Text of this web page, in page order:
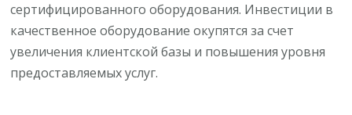
сертифицированного оборудования. Инвестиции в
качественное оборудование окупятся за счет
увеличения клиентской базы и повышения уровня
предоставляемых услуг.